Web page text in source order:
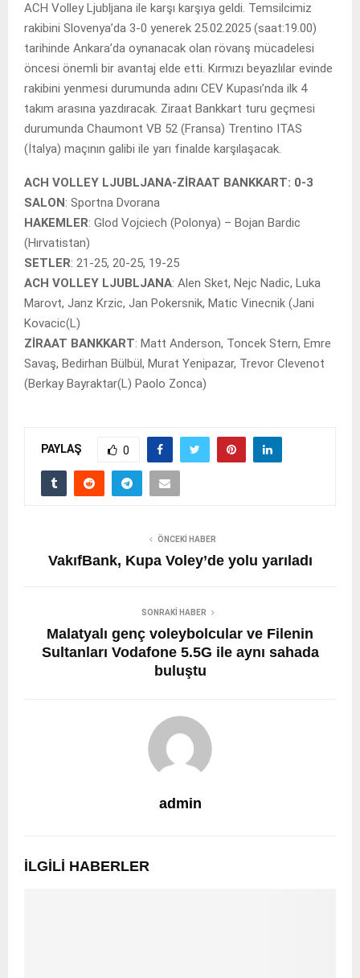
ACH Volley Ljubljana ile karşı karşıya geldi. Temsilcimiz
rakibini Slovenya’da 3-0 yenerek 25.02.2025 (saat:19.00)
tarihinde Ankara’da oynanacak olan rövanş mücadelesi
öncesi önemli bir avantaj elde etti. Kırmızı beyazlılar evinde
rakibini yenmesi durumunda adını CEV Kupası’nda ilk 4
takım arasına yazdıracak. Ziraat Bankkart turu geçmesi
durumunda Chaumont VB 52 (Fransa) Trentino ITAS
(İtalya) maçının galibi ile yarı finalde karşılaşacak.
ACH VOLLEY LJUBLJANA-ZİRAAT BANKKART: 0-3
SALON: Sportna Dvorana
HAKEMLER: Glod Vojciech (Polonya) – Bojan Bardic
(Hırvatistan)
SETLER: 21-25, 20-25, 19-25
ACH VOLLEY LJUBLJANA: Alen Sket, Nejc Nadic, Luka
Marovt, Janz Krzic, Jan Pokersnik, Matic Vinecnik (Jani
Kovacic(L)
ZİRAAT BANKKART: Matt Anderson, Toncek Stern, Emre
Savaş, Bedirhan Bülbül, Murat Yenipazar, Trevor Clevenot
(Berkay Bayraktar(L) Paolo Zonca)
PAYLAŞ 0
ÖNCEKI HABER
VakıfBank, Kupa Voley’de yolu yarıladı
SONRAKI HABER
Malatyalı genç voleybolcular ve Filenin
Sultanları Vodafone 5.5G ile aynı sahada
buluştu
admin
İLGILI HABERLER